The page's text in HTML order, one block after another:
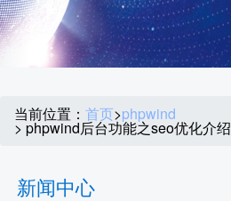
当前位置： 首页>phpwind
> phpwind后台功能之seo优化介绍
新闻中心